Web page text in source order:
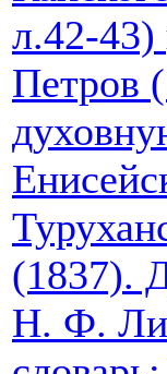
л.42-43)
Петров
(1837).
Н. Ф.